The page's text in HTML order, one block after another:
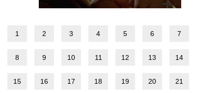
1 2 3 4 5 6 7
8 9 10 11 12 13 14
15 16 17 18 19 20 21